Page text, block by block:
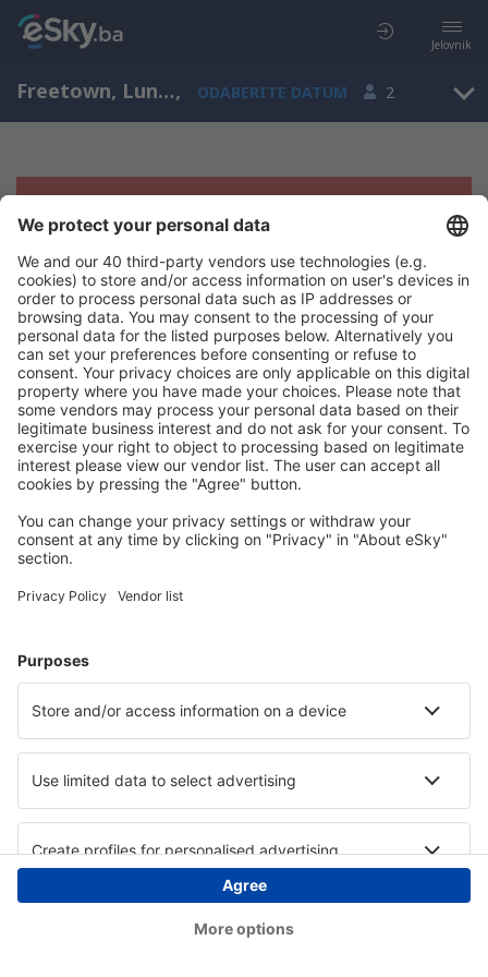
Jelovnik
Freetown, Lungi, Sierra Leone (FNA), ODABERITE DATUM 2
Žao nam je, ne možemo da prikažemo
rezultate
Pokušajte još jednom kad izaberete druge kriterijume
Copyright © eSky.ba. Sva prava zadržana.